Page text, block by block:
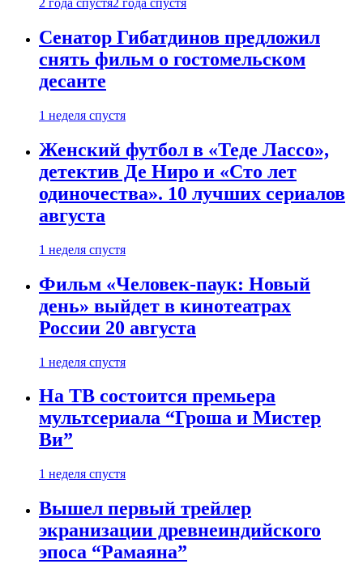
2 года спустя2 года спустя
Сенатор Гибатдинов предложил
снять фильм о гостомельском
десанте
1 неделя спустя
Женский футбол в «Теде Лассо»,
детектив Де Ниро и «Сто лет
одиночества». 10 лучших сериалов
августа
1 неделя спустя
Фильм «Человек-паук: Новый
день» выйдет в кинотеатрах
России 20 августа
1 неделя спустя
На ТВ состоится премьера
мультсериала “Гроша и Мистер
Ви”
1 неделя спустя
Вышел первый трейлер
экранизации древнеиндийского
эпоса “Рамаяна”